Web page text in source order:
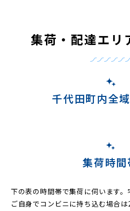
集荷・配達エリ
千代田町内全
集荷時間
下の表の時間帯で集荷に伺います。
ご自身でコンビニに持ち込む場合は